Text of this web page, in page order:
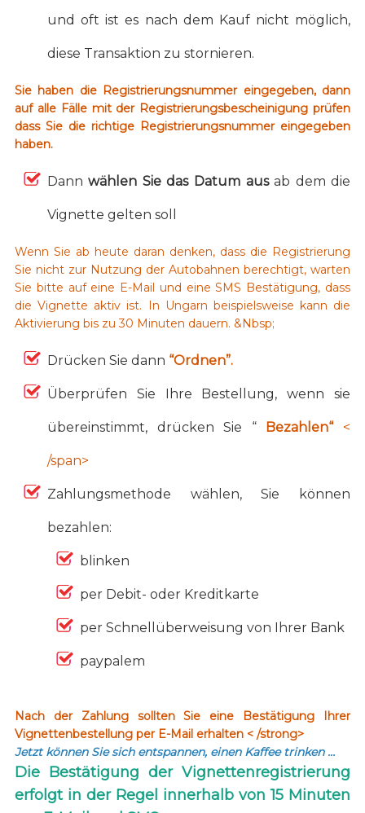
und oft ist es nach dem Kauf nicht möglich,
diese Transaktion zu stornieren.
Sie haben die Registrierungsnummer eingegeben, dann
auf alle Fälle mit der Registrierungsbescheinigung prüfen
dass Sie die richtige Registrierungsnummer eingegeben
haben.
Dannwählen Sie das Datum ausab dem die
Vignette gelten soll
Wenn Sie ab heute daran denken, dass die Registrierung
Sie nicht zur Nutzung der Autobahnen berechtigt, warten
Sie bitte auf eine E-Mail und eine SMS Bestätigung, dass
die Vignette aktiv ist. In Ungarn beispielsweise kann die
Aktivierung bis zu 30 Minuten dauern. &Nbsp;
Drücken Sie dann “Ordnen”.
Überprüfen Sie Ihre Bestellung, wenn sie
übereinstimmt, drücken Sie “ Bezahlen“ <
/span>
Zahlungsmethode wählen, Sie können
bezahlen:
blinken
per Debit- oder Kreditkarte
per Schnellüberweisung von Ihrer Bank
paypalem
Nach der Zahlung sollten Sie eine Bestätigung Ihrer
Vignettenbestellung per E-Mail erhalten < /strong>
Jetzt können Sie sich entspannen, einen Kaffee trinken …
Die Bestätigung der Vignettenregistrierung
erfolgt in der Regel innerhalb von 15 Minuten